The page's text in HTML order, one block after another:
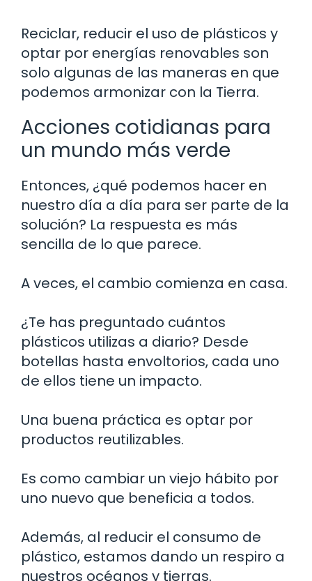
Reciclar, reducir el uso de plásticos y
optar por energías renovables son
solo algunas de las maneras en que
podemos armonizar con la Tierra.
Acciones cotidianas para
un mundo más verde
Entonces, ¿qué podemos hacer en
nuestro día a día para ser parte de la
solución? La respuesta es más
sencilla de lo que parece.
A veces, el cambio comienza en casa.
¿Te has preguntado cuántos
plásticos utilizas a diario? Desde
botellas hasta envoltorios, cada uno
de ellos tiene un impacto.
Una buena práctica es optar por
productos reutilizables.
Es como cambiar un viejo hábito por
uno nuevo que beneficia a todos.
Además, al reducir el consumo de
plástico, estamos dando un respiro a
nuestros océanos y tierras.